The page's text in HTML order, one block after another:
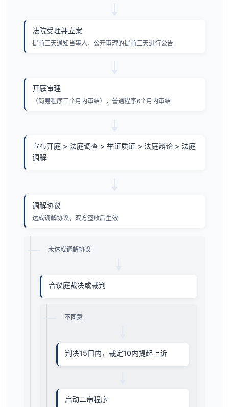
法院受理并立案
提前三天通知当事人，公开审理的提前三天进行公告
开庭审理
（简易程序三个月内审结），普通程序6个月内审结
宣布开庭 > 法庭调查 > 举证质证 > 法庭辩论 > 法庭
调解
调解协议
达成调解协议，双方签收后生效
未达成调解协议
合议庭裁决或裁判
不同意
判决15日内，裁定10内提起上诉
启动二审程序